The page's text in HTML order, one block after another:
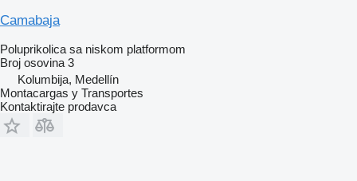
Camabaja
Poluprikolica sa niskom platformom
Broj osovina 3
Kolumbija, Medellín
Montacargas y Transportes
Kontaktirajte prodavca